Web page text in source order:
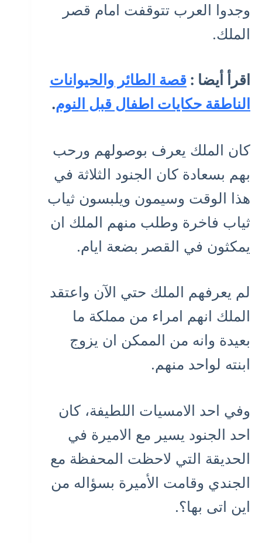
وجدوا العرب تتوقفت امام قصر
الملك.
اقرأ أيضا : قصة الطائر والحيوانات
الناطقة حكايات اطفال قبل النوم.
كان الملك يعرف بوصولهم ورحب
بهم بسعادة كان الجنود الثلاثة في
هذا الوقت وسيمون ويلبسون ثياب
ثياب فاخرة وطلب منهم الملك ان
يمكثون في القصر بضعة ايام.
لم يعرفهم الملك حتي الآن واعتقد
الملك انهم امراء من مملكة ما
بعيدة وانه من الممكن ان يزوج
ابنته لواحد منهم.
وفي احد الامسيات اللطيفة، كان
احد الجنود يسير مع الاميرة في
الحديقة التي لاحظت المحفظة مع
الجندي وقامت الأميرة بسؤاله من
اين اتى بها؟.